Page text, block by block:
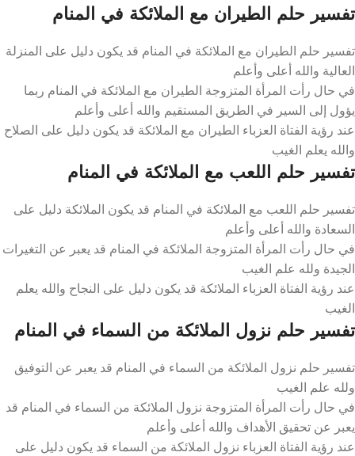
تفسير حلم الطيران مع الملائكة في المنام
تفسير حلم الطيران مع الملائكة في المنام قد يكون دليل على المنزلة
العالية والله أعلى وأعلم
في حال رأت المرأة المتزوجة الطيران مع الملائكة في المنام ربما
يؤول إلى السير في الطريق المستقيم والله أعلى وأعلم
عند رؤية الفتاة العزباء الطيران مع الملائكة قد يكون دليل على الصلاح
والله يعلم الغيب
تفسير حلم اللعب مع الملائكة في المنام
تفسير حلم اللعب مع الملائكة في المنام قد يكون الملائكة دليل على
السعادة والله أعلى وأعلم
في حال رأت المرأة المتزوجة الملائكة في المنام قد يعبر عن التغيرات
الجيدة ولله علم الغيب
عند رؤية الفتاة العزباء الملائكة قد يكون دليل على النجاح والله يعلم
الغيب
تفسير حلم نزول الملائكة من السماء في المنام
تفسير حلم نزول الملائكة من السماء في المنام قد يعبر عن التوفيق
ولله علم الغيب
في حال رأت المرأة المتزوجة نزول الملائكة من السماء في المنام قد
يعبر عن تحقيق الأهداف والله أعلى وأعلم
عند رؤية الفتاة العزباء نزول الملائكة من السماء قد يكون دليل على